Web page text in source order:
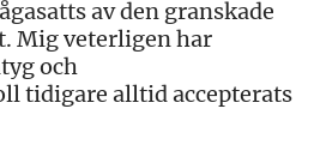
av den granskade
Mig veterligen har
och
tidigare alltid accepterats